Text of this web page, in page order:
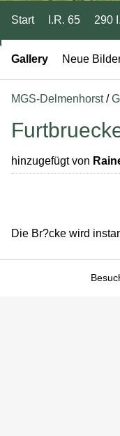
Start I.R. 65 290
Gallery Neue
MGS-Delmenhorst/
hinzugefügt von
Die Br?cke wird